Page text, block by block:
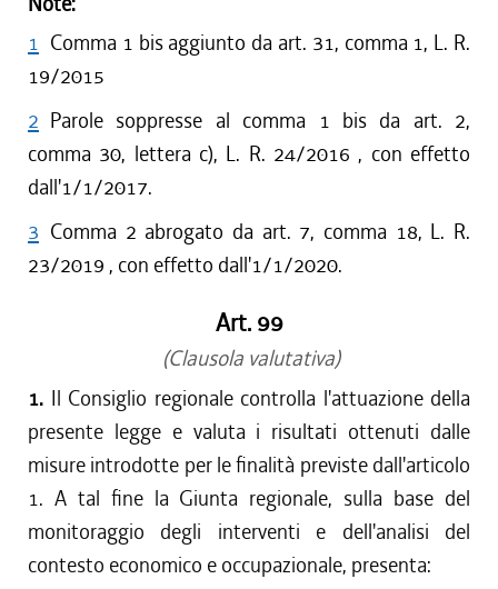
1 Comma 1 bis aggiunto da art. 31, comma 1, L. R.
19/2015
2 Parole soppresse al comma 1 bis da art. 2,
comma 30, lettera c), L. R. 24/2016 , con effetto
dall'1/1/2017.
3 Comma 2 abrogato da art. 7, comma 18, L. R.
23/2019 , con effetto dall'1/1/2020.
Art. 99
(Clausola valutativa)
1. Il Consiglio regionale controlla l'attuazione della
presente legge e valuta i risultati ottenuti dalle
misure introdotte per le finalità previste dall'articolo
1. A tal fine la Giunta regionale, sulla base del
monitoraggio degli interventi e dell'analisi del
contesto economico e occupazionale, presenta: